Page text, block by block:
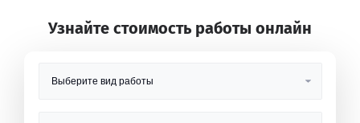
Узнайте стоимость работы онлайн